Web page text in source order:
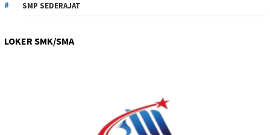
SMP SEDERAJAT
LOKER SMK/SMA